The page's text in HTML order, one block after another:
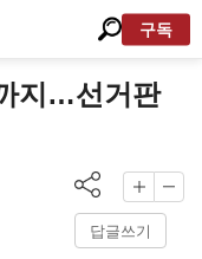
구독
지…선거판
답글쓰기